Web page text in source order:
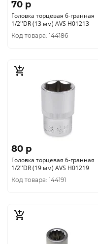
70 p
Головка торцевая 6-гранная
1/2''DR (13 мм) AVS H01213
Код товара: 144186
80 p
Головка торцевая 6-гранная
1/2''DR (19 мм) AVS H01219
Код товара: 144191